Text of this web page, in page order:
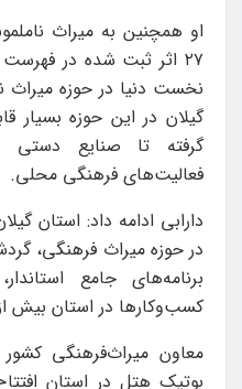
او همچنین به میراث
۲۷ اثر ثبت شده در
نخست دنیا در حوزه میراث
گیلان در این حوزه بسیار
گرفته تا صنایع دستی
فعالیت‌های فرهنگی محلی.
دارابی ادامه داد: استان
در حوزه میراث فرهنگی،
برنامه‌های جامع
کسب‌وکارها در استان بیش
معاون میراث‌فرهنگی
بوتیک هتل در استان